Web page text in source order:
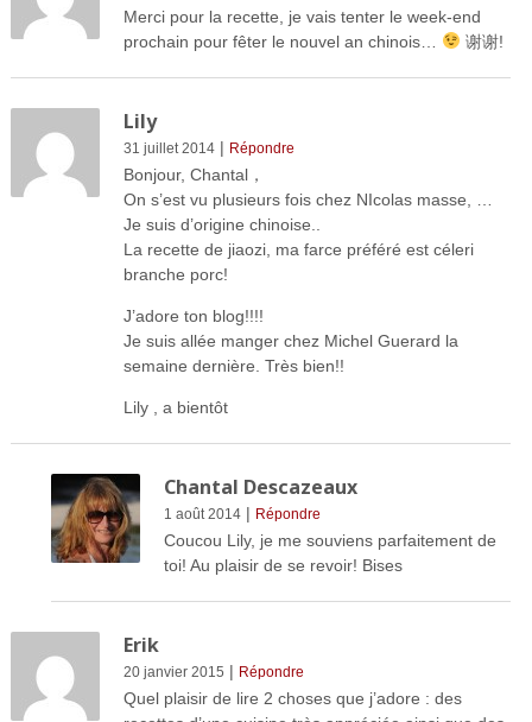
Merci pour la recette, je vais tenter le week-end
prochain pour fêter le nouvel an chinois…
谢谢!
Lily
31 juillet 2014| Répondre
Bonjour, Chantal，
On s’est vu plusieurs fois chez NIcolas masse, …
Je suis d’origine chinoise..
La recette de jiaozi, ma farce préféré est céleri
branche porc!
J’adore ton blog!!!!
Je suis allée manger chez Michel Guerard la
semaine dernière. Très bien!!
Lily , a bientôt
Chantal Descazeaux
1 août 2014| Répondre
Coucou Lily, je me souviens parfaitement de
toi! Au plaisir de se revoir! Bises
Erik
20 janvier 2015 | Répondre
Quel plaisir de lire 2 choses que j’adore : des